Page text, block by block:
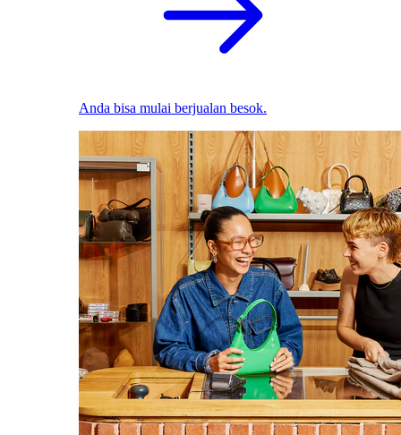
Anda bisa mulai berjualan besok.